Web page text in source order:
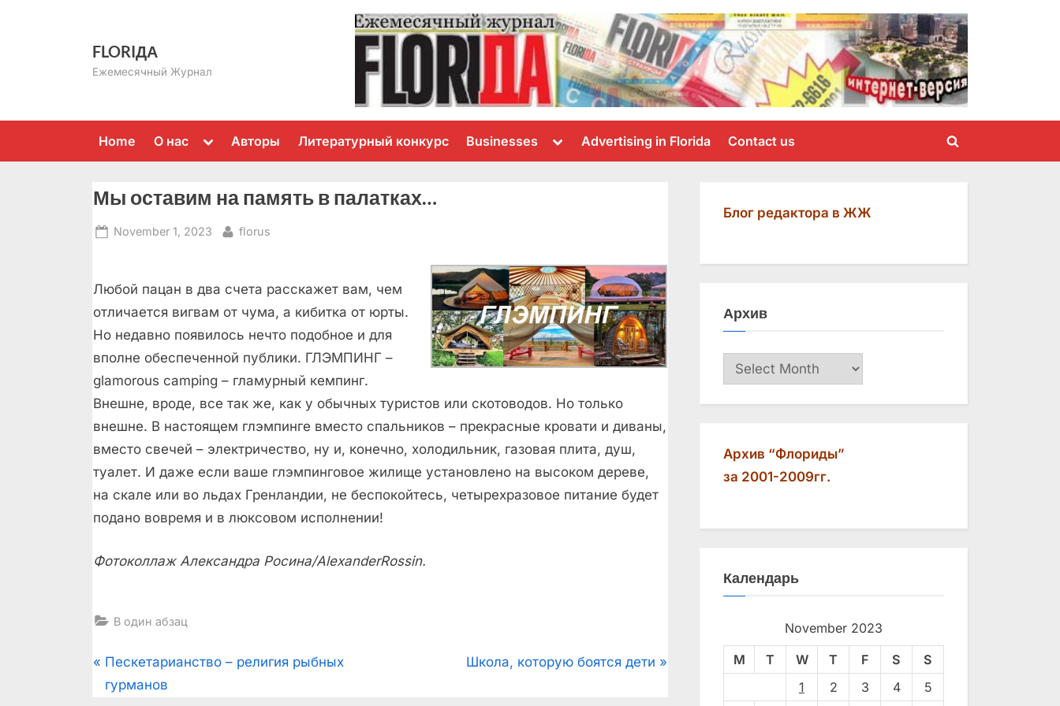
FLORIДА
Ежемесячный Журнал
Home О нас
Toggle
menu
Авторы Литературный конкурс Businesses
Toggle
menu
Advertising in Florida Contact us
Toggle
Мы оставим на память в палатках…
Posted
November 1, 2023 By
florus
Любой пацан в два счета расскажет вам, чем
отличается вигвам от чума, a кибитка от юрты.
Но недавно появилось нечто подобное и для
вполне обеспеченной публики. ГЛЭМПИНГ –
glamorous camping – гламурный кемпинг.
Внешне, вроде, все так же, как у обычных туристов или скотоводов. Но только
внешне. В настоящем глэмпинге вместо спальников – прекрасные кровати и диваны,
вместо свечей – электричество, ну и, конечно, холодильник, газовая плита, душ,
туалет. И даже если ваше глэмпинговое жилище установлено на высоком дереве,
на скале или во льдах Гренландии, не беспокойтесь, четырехразовое питание будет
подано вовремя и в люксовом исполнении!
Фотоколлаж Александра Росина/AlexanderRossin.
В один абзац
Post
P
r
Пескетарианство – религия рыбных
гурманов
N
Школа, которую боятся дети
Блог редактора в ЖЖ
Архив
Архив
Архив “Флориды”
за 2001-2009гг.
Календарь
November 2023
M T W T F S
S
1
2 3 4 5